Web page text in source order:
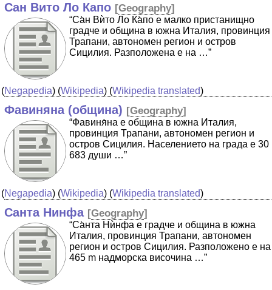
Сан Вито Ло Капо [Geography]
“Са̀н Вѝто Ло Ка̀по е малко пристанищно
градче и община в южна Италия, провинция
Трапани, автономен регион и остров
Сицилия. Разположена е на …”
(Negapedia) (Wikipedia) (Wikipedia translated)
Фавиняна (община) [Geography]
“Фавиня̀на е община в южна Италия,
провинция Трапани, автономен регион и
остров Сицилия. Населението на града е 30
683 души …”
(Negapedia) (Wikipedia) (Wikipedia translated)
Санта Нинфа [Geography]
“Са̀нта Нѝнфа е градче и община в южна
Италия, провинция Трапани, автономен
регион и остров Сицилия. Разположено е на
465 m надморска височина …”